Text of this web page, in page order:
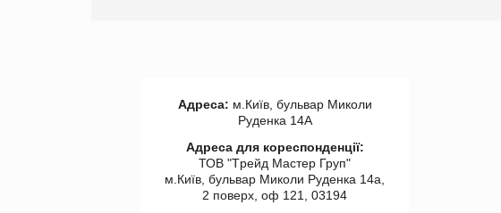
Адреса: м.Київ, бульвар Миколи
Руденка 14А
Адреса для кореспонденції:
ТОВ "Tрейд Мастер Груп"
м.Київ, бульвар Миколи Руденка 14а,
2 поверх, оф 121, 03194